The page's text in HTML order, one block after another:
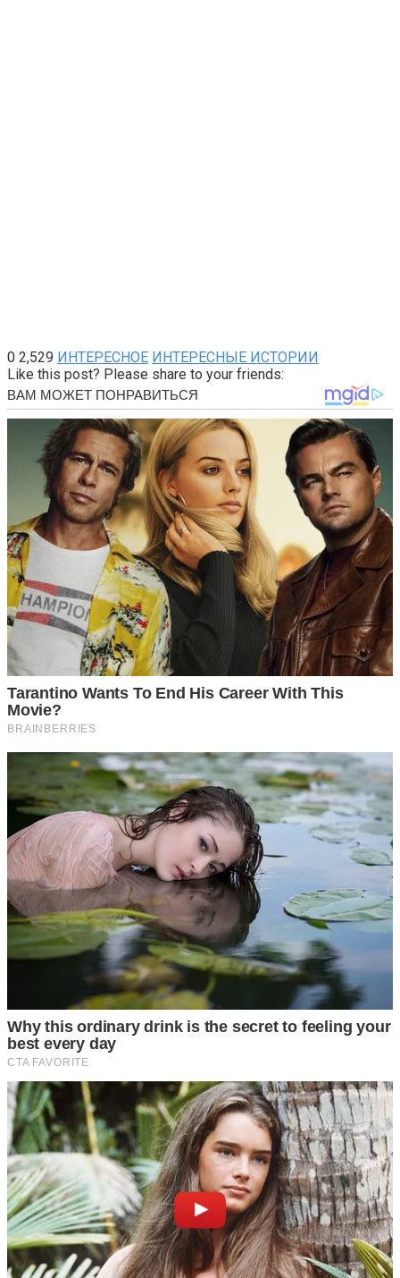
0 2,529 ИНТЕРЕСНОЕ ИНТЕРЕСНЫЕ ИСТОРИИ
Like this post? Please share to your friends: